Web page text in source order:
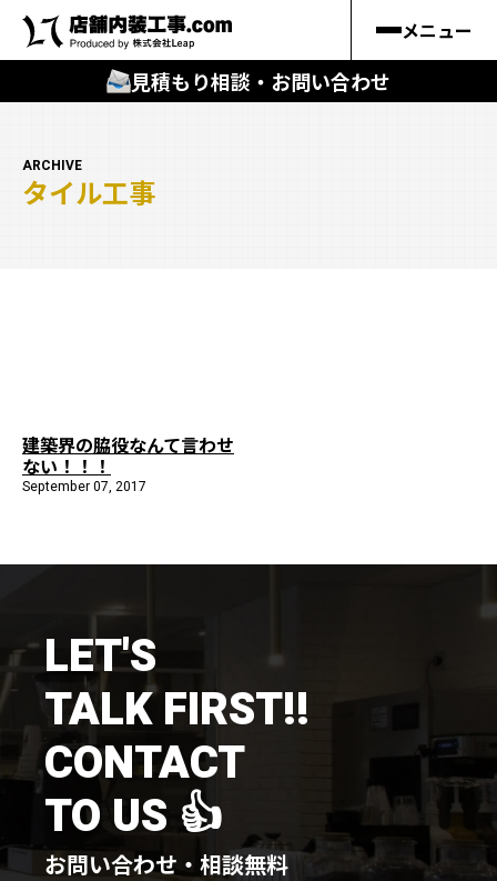
メニュー
見積もり相談・お問い合わせ
キーワードから
はじめての方
店舗内装工事.comの強み
採用情報会社概要
ARCHIVE
タイル工事
建築界の脇役なんて言わせ
ない！！！
September 07, 2017
LET'S
TALK FIRST!!
CONTACT
TO US 👍
お問い合わせ・相談無料